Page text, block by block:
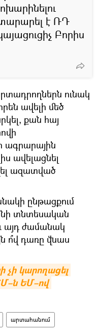
է ՌԴ
Բորիս
ունակ
ավելի մեծ
քան հայ
ագրարային
ավելացնել
ազատված
ընթացքում
տնտեսական
այդ ժամանակ
ո՞վ դառը վնաս
չի կարողացել
ԵՄ–ով
արտահանում